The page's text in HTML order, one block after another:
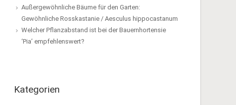
Außergewöhnliche Bäume für den Garten:
Gewöhnliche Rosskastanie / Aesculus hippocastanum
Welcher Pflanzabstand ist bei der Bauernhortensie
‘Pia’ empfehlenswert?
Kategorien